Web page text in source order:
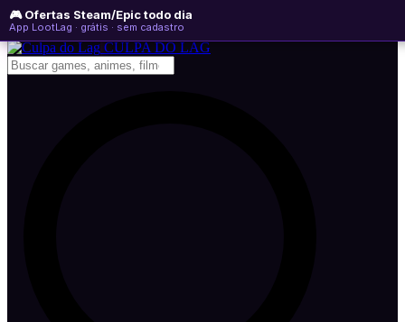
🎮 Ofertas Steam/Epic todo dia
App LootLag · grátis · sem cadastro
quinta-feira, 06 de agosto de 2026
Newsletter
CULPA DO LAG